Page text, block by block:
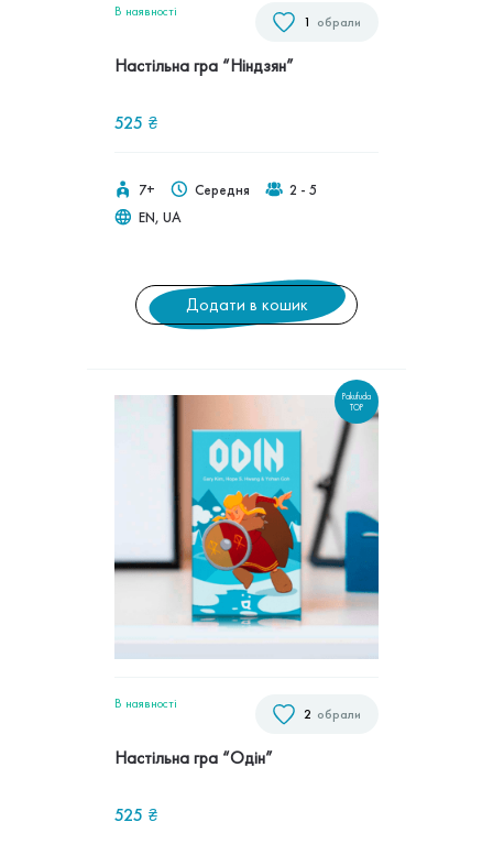
обрали
1
В наявностi
Настільна гра “Ніндзян”
525 ₴
7+ Середня
2 - 5
EN, UA
Додати в кошик
Pakufuda
TOP
обрали
2
В наявностi
Настільна гра “Одін”
525 ₴